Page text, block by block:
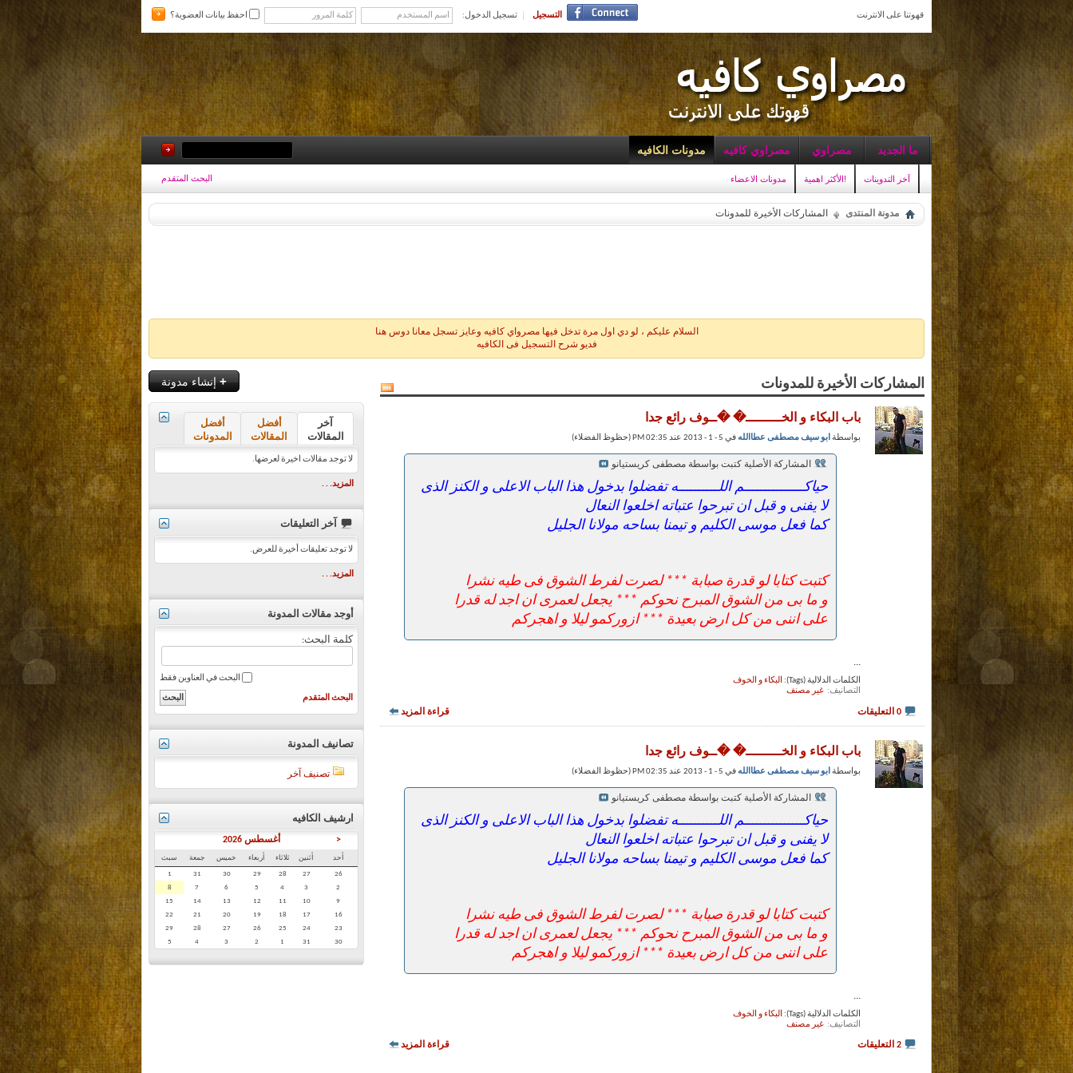
قهوتنا على الانترنت التسجيل تسجيل الدخول: احفظ بيانات العضوية؟
ما الجديد مصراوي مصراوي كافيه مدونات الكافيه
آخر التدوينات الأكثر اهمية! مدونات الاعضاء البحث المتقدم
مدونة المنتدى المشاركات الأخيرة للمدونات
السلام عليكم ، لو دي اول مرة تدخل فيها مصرواي كافيه وعايز تسجل معانا دوس هنا
فديو شرح التسجيل فى الكافيه
المشاركات الأخيرة للمدونات
باب البكاء و الخـــــــــ� �ــوف رائع جدا
بواسطة ابو سيف مصطفى عطااللهفي 5 - 1 - 2013 عند 02:35 PM (حظوظ الفضلاء)
المشاركة الأصلية كتبت بواسطة مصطفى كريستيانو
حياكـــــــــــــــم اللــــــــــه تفضلوا بدخول هذا الباب الاعلى و الكنز الذى
لا يفنى و قبل ان تبرحوا عتباته اخلعوا النعال
كما فعل موسى الكليم و تيمنا بساحه مولانا الجليل
كتبت كتابا لو قدرة صبابة *** لصرت لفرط الشوق فى طيه نشرا
و ما بى من الشوق المبرح نحوكم *** يجعل لعمرى ان اجد له قدرا
على اننى من كل ارض بعيدة *** ازوركمو ليلا و اهجركم
...
الكلمات الدلالية (Tags):
البكاء و الخوف
التصانيف
غير مصنف
0 التعليقات قراءة المزيد
باب البكاء و الخـــــــــ� �ــوف رائع جدا
بواسطة ابو سيف مصطفى عطااللهفي 5 - 1 - 2013 عند 02:35 PM (حظوظ الفضلاء)
المشاركة الأصلية كتبت بواسطة مصطفى كريستيانو
حياكـــــــــــــــم اللــــــــــه تفضلوا بدخول هذا الباب الاعلى و الكنز الذى
لا يفنى و قبل ان تبرحوا عتباته اخلعوا النعال
كما فعل موسى الكليم و تيمنا بساحه مولانا الجليل
كتبت كتابا لو قدرة صبابة *** لصرت لفرط الشوق فى طيه نشرا
و ما بى من الشوق المبرح نحوكم *** يجعل لعمرى ان اجد له قدرا
على اننى من كل ارض بعيدة *** ازوركمو ليلا و اهجركم
الكلمات الدلالية (Tags):
البكاء و الخوف
التصانيف
غير مصنف
2 التعليقات قراءة المزيد
+إنشاء مدونة
آخر
المقالات
أفضل
المقالات
أفضل
المدونات
لا توجد مقالات اخيرة لعرضها.
المزيد. . .
آخر التعليقات
لا توجد تعليقات أخيرة للعرض.
المزيد. . .
أوجد مقالات المدونة
كلمة البحث:
البحث في العناوين فقط
البحث المتقدم
تصانيف المدونة
تصنيف آخر
ارشيف الكافيه
< أغسطس 2026
أحد أثنين ثلاثاء أربعاء خميس جمعة سبت
26
27
28
29
30
31
1
2
3
4
5
6
7
8
9
10
11
12
13
14
15
16
17
18
19
20
21
22
23
24
25
26
27
28
29
30
31
1
2
3
4
5